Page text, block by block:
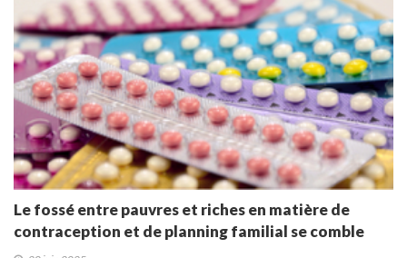
Le fossé entre pauvres et riches en matière de
contraception et de planning familial se comble